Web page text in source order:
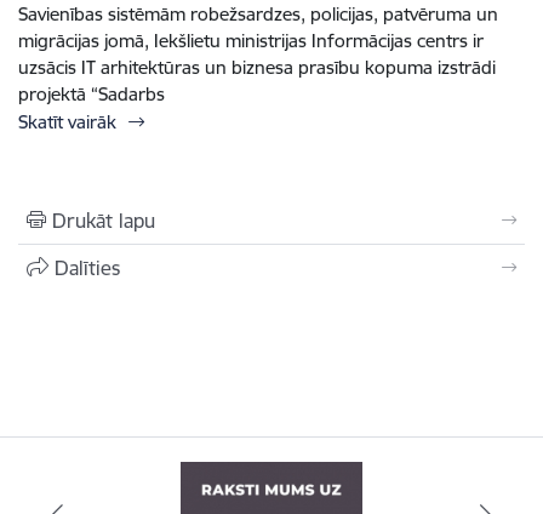
Savienības sistēmām robežsardzes, policijas, patvēruma un
migrācijas jomā, Iekšlietu ministrijas Informācijas centrs ir
uzsācis IT arhitektūras un biznesa prasību kopuma izstrādi
projektā “Sadarbs
Skatīt vairāk
Drukāt lapu
Dalīties